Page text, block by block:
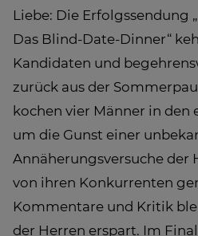
Liebe: Die Erfolgssendung
Das Blind-Date-Dinner“
Kandidaten und
zurück aus der
kochen vier Männer in den
um die Gunst einer
Annäherungsversuche der
von ihren Konkurrenten
Kommentare und Kritik
der Herren erspart. Im